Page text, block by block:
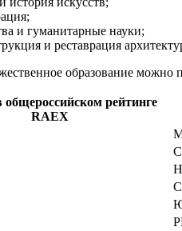
и гуманитарные науки;
и реставрация
образование можно
общероссийском рейтинге
RAEX